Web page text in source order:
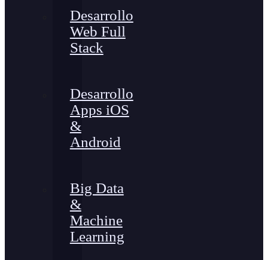
Desarrollo
Web Full
Stack
Desarrollo
Apps iOS
&
Android
Big Data
&
Machine
Learning